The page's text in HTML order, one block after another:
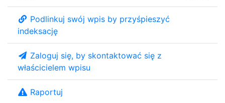
Podlinkuj swój wpis by przyśpieszyć
indeksację
Zaloguj się, by skontaktować się z
właścicielem wpisu
Raportuj